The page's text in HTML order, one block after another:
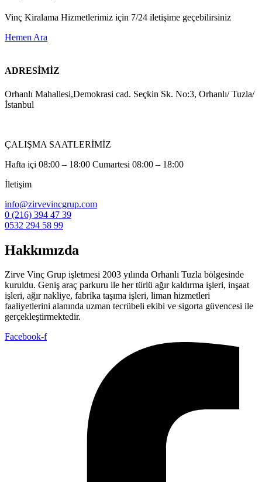
Vinç Kiralama Hizmetlerimiz için 7/24 iletişime geçebilirsiniz
Hemen Ara
ADRESİMİZ
Orhanlı Mahallesi,Demokrasi cad. Seçkin Sk. No:3, Orhanlı/ Tuzla/
İstanbul
ÇALIŞMA SAATLERİMİZ
Hafta içi 08:00 – 18:00 Cumartesi 08:00 – 18:00
İletişim
info@zirvevincgrup.com
0 (216) 394 47 39
0532 294 58 99
Hakkımızda
Zirve Vinç Grup işletmesi 2003 yılında Orhanlı Tuzla bölgesinde
kuruldu. Geniş araç parkuru ile her türlü ağır kaldırma işleri, inşaat
işleri, ağır nakliye, fabrika taşıma işleri, liman hizmetleri
faaliyetlerini alanında uzman tecrübeli ekibi ve sigorta güvencesi ile
gerçekleştirmektedir.
Facebook-f